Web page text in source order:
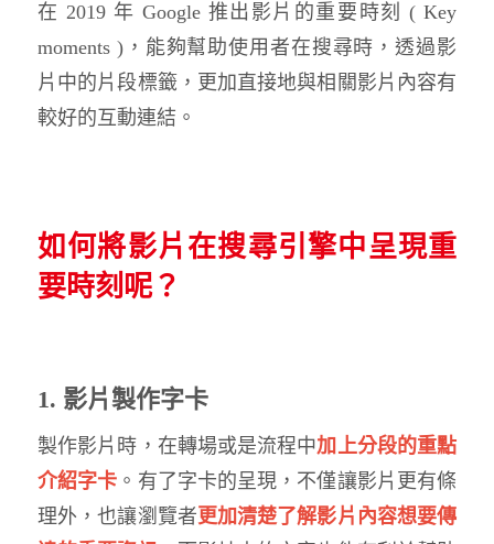
在 2019 年 Google 推出影片的重要時刻 ( Key
moments )，能夠幫助使用者在搜尋時，透過影
片中的片段標籤，更加直接地與相關影片內容有
較好的互動連結。
如何將影片在搜尋引擎中呈現重
要時刻呢？
1. 影片製作字卡
製作影片時，在轉場或是流程中加上分段的重點
介紹字卡 。有了字卡的呈現，不僅讓影片更有條
理外，也讓瀏覽者更加清楚了解影片內容想要傳